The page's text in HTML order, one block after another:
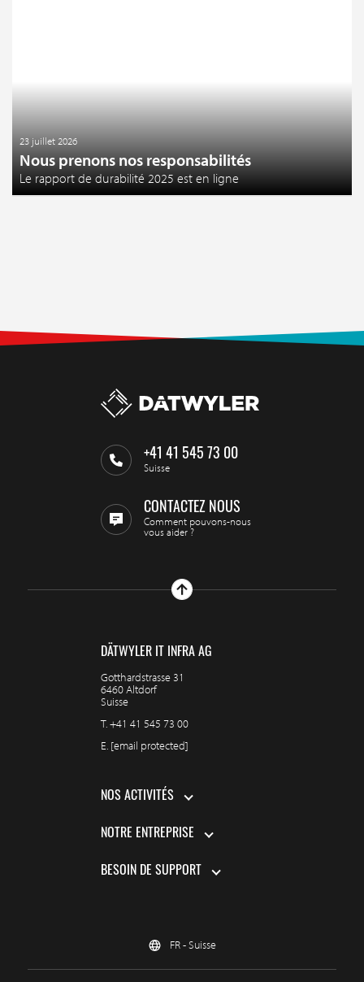
23 juillet 2026
Nous prenons nos responsabilités
Le rapport de durabilité 2025 est en ligne
+41 41 545 73 00
Suisse
CONTACTEZ NOUS
Comment pouvons-nous
vous aider ?
DÄTWYLER IT INFRA AG
Gotthardstrasse 31
6460 Altdorf
Suisse
T.+41 41 545 73 00
E. [email protected]
NOS ACTIVITÉS
NOTRE ENTREPRISE
BESOIN DE SUPPORT
FR - Suisse